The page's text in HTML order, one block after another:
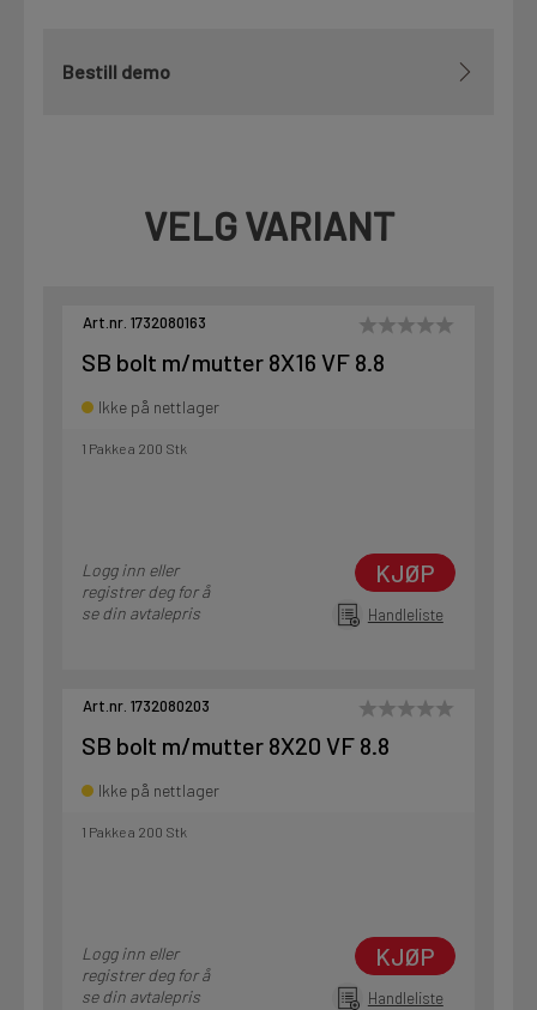
Bestill demo
VELG VARIANT
Art.nr. 1732080163
SB bolt m/mutter 8X16 VF 8.8
Ikke på nettlager
1 Pakke a 200 Stk
Logg inn eller
registrer deg for å
se din avtalepris
KJØP
Handleliste
Art.nr. 1732080203
SB bolt m/mutter 8X20 VF 8.8
Ikke på nettlager
1 Pakke a 200 Stk
Logg inn eller
registrer deg for å
se din avtalepris
KJØP
Handleliste